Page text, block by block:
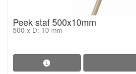
Peek staf 500x10mm
500 x D: 10 mm